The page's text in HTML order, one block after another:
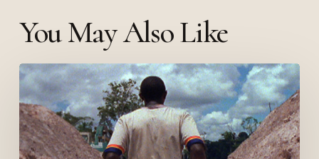
You May Also Like
Ben
Russell
(Cinéma
Le
Méliès,